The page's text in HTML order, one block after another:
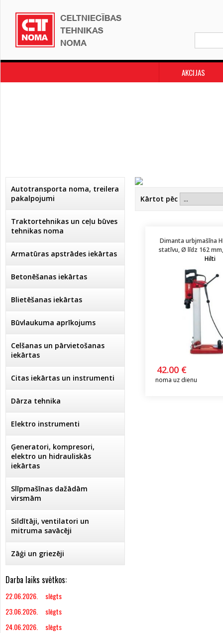
AKCIJAS
Autotransporta noma, treilera
pakalpojumi
Traktortehnikas un ceļu būves
tehnikas noma
Armatūras apstrādes iekārtas
Betonēšanas iekārtas
Blietēšanas iekārtas
Būvlaukuma aprīkojums
Celšanas un pārvietošanas
iekārtas
Citas iekārtas un instrumenti
Dārza tehnika
Elektro instrumenti
Ģeneratori, kompresori,
elektro un hidrauliskās
iekārtas
Slīpmašīnas dažādām
virsmām
Sildītāji, ventilatori un
mitruma savācēji
Zāģi un griezēji
Darba laiks svētkos:
22.06.2026. slēgts
23.06.2026. slēgts
24.06.2026. slēgts
Kārtot pēc
Dimanta urbjmašīna
statīvu, Ø līdz 162
Hilti
42.00 €
noma uz dienu